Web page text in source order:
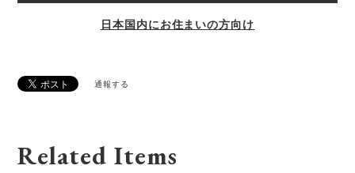
日本国内にお住まいの方向け
通報する
Related Items